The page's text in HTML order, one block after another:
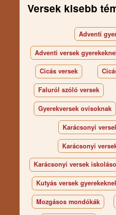
Versek kisebb
Adventi
Adventi versek
Cicás versek
Faluról szóló versek
Gyerekversek ovisoknak
Karácsonyi
Karácsonyi
Karácsonyi versek
Kutyás versek
Mozgásos mondókák